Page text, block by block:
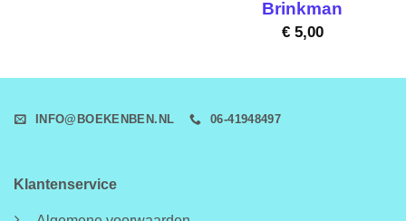
Brinkman
€5,00
INFO@BOEKENBEN.NL 06-41948497
Klantenservice